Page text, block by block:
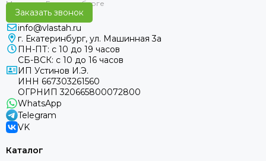
Заказать звонок
info@vlastah.ru
г. Екатеринбург, ул. Машинная 3а
ПН-ПТ: с 10 до 19 часов
СБ-ВСК: с 10 до 16 часов
ИП Устинов И.Э.
ИНН 667303261560
ОГРНИП 320665800072800
WhatsApp
Telegram
VK
Каталог